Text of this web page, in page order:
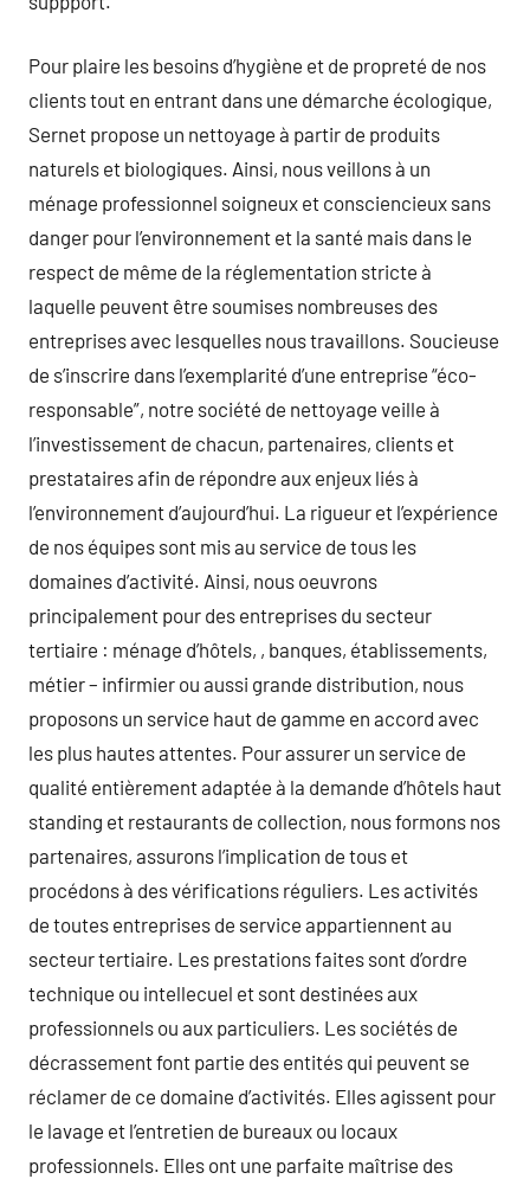
Pour plaire les besoins d’hygiène et de propreté de nos
clients tout en entrant dans une démarche écologique,
Sernet propose un nettoyage à partir de produits
naturels et biologiques. Ainsi, nous veillons à un
ménage professionnel soigneux et consciencieux sans
danger pour l’environnement et la santé mais dans le
respect de même de la réglementation stricte à
laquelle peuvent être soumises nombreuses des
entreprises avec lesquelles nous travaillons. Soucieuse
de s’inscrire dans l’exemplarité d’une entreprise “éco-
responsable”, notre société de nettoyage veille à
l’investissement de chacun, partenaires, clients et
prestataires afin de répondre aux enjeux liés à
l’environnement d’aujourd’hui. La rigueur et l’expérience
de nos équipes sont mis au service de tous les
domaines d’activité. Ainsi, nous oeuvrons
principalement pour des entreprises du secteur
tertiaire : ménage d’hôtels, , banques, établissements,
métier – infirmier ou aussi grande distribution, nous
proposons un service haut de gamme en accord avec
les plus hautes attentes. Pour assurer un service de
qualité entièrement adaptée à la demande d’hôtels haut
standing et restaurants de collection, nous formons nos
partenaires, assurons l’implication de tous et
procédons à des vérifications réguliers. Les activités
de toutes entreprises de service appartiennent au
secteur tertiaire. Les prestations faites sont d’ordre
technique ou intellecuel et sont destinées aux
professionnels ou aux particuliers. Les sociétés de
décrassement font partie des entités qui peuvent se
réclamer de ce domaine d’activités. Elles agissent pour
le lavage et l’entretien de bureaux ou locaux
professionnels. Elles ont une parfaite maîtrise des